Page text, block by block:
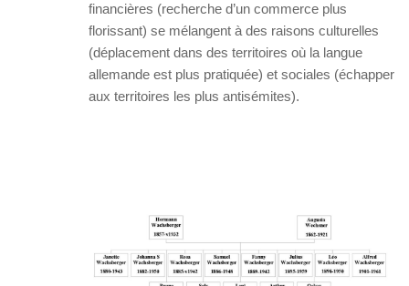
financières (recherche d’un commerce plus
florissant) se mélangent à des raisons culturelles
(déplacement dans des territoires où la langue
allemande est plus pratiquée) et sociales (échapper
aux territoires les plus antisémites).